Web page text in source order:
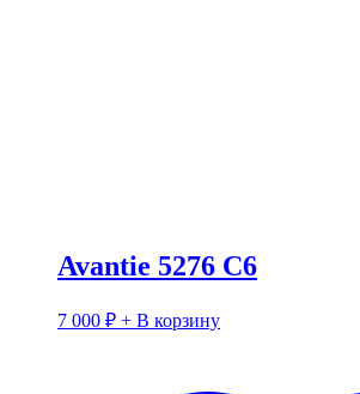
Avantie 5276 C6
7 000 ₽ + В корзину